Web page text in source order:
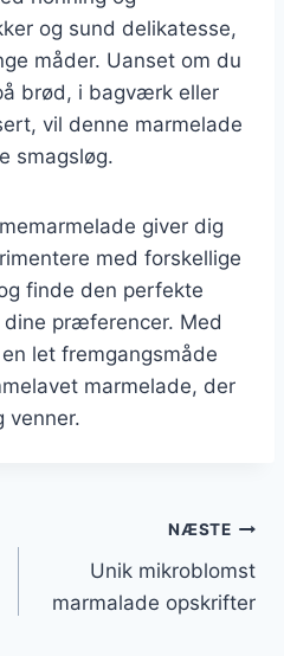
og sund delikatesse,
måder. Uanset om du
brød, i bagværk eller
vil denne marmelade
smagsløg.
giver dig
med forskellige
finde den perfekte
præferencer. Med
let fremgangsmåde
marmelade, der
venner.
NÆSTE
Unik mikroblomst
marmalade opskrifter